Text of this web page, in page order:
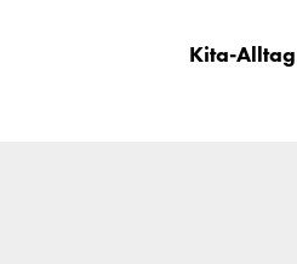
Kita-Alltag